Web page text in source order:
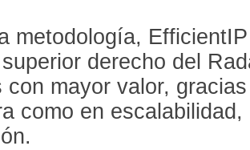
metodología,
derecho del
con mayor valor,
como en